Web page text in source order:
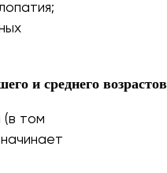
и среднего
(в том